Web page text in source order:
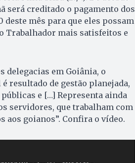
será creditado o pagamento dos
mês para que eles possam
Trabalhador mais satisfeitos e
delegacias em Goiânia, o
resultado de gestão planejada,
e […] Representa ainda
servidores, que trabalham com
aos goianos”. Confira o vídeo.